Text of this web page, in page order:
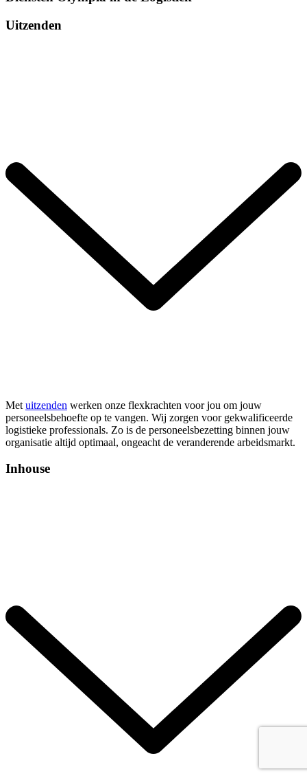
Uitzenden
Met uitzenden werken onze flexkrachten voor jou om jouw
personeelsbehoefte op te vangen. Wij zorgen voor gekwalificeerde
logistieke professionals. Zo is de personeelsbezetting binnen jouw
organisatie altijd optimaal, ongeacht de veranderende arbeidsmarkt.
Inhouse